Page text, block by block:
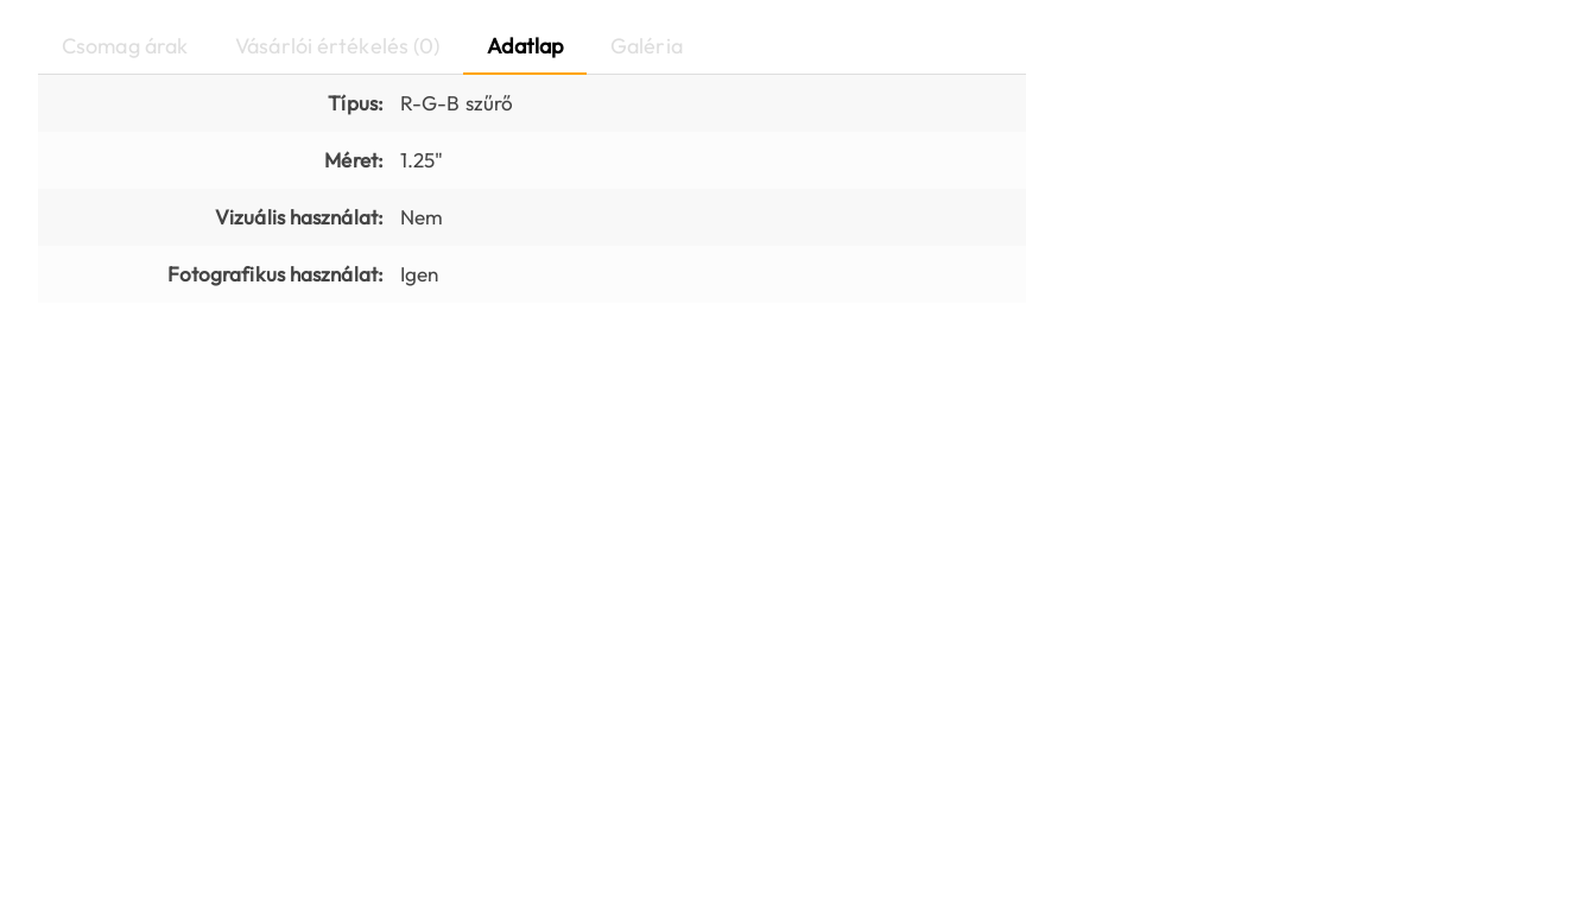
Csomag árak Vásárlói értékelés (0) Adatlap Galéria
Típus: R-G-B szűrő
Méret: 1.25"
Vizuális használat: Nem
Fotografikus használat: Igen